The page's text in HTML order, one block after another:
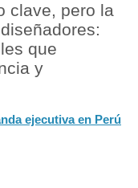
clave, pero la
que
y
ejecutiva en Perú